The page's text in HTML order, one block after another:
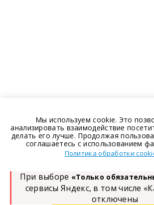
Мы используем cookie. Это
анализировать взаимодействие
делать его лучше. Продолжая
соглашаетесь с использованием
Политика обработки
При выборе «Только
сервисы Яндекс, в том числе
отключены